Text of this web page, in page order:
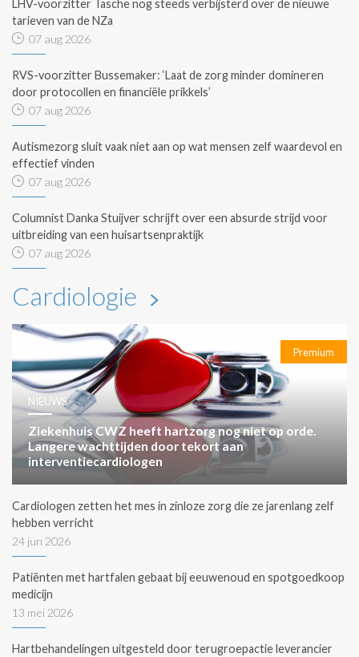
LHV-voorzitter Tasche nog steeds verbijsterd over de nieuwe
tarieven van de NZa
07 aug 2026
RVS-voorzitter Bussemaker: ‘Laat de zorg minder domineren
door protocollen en financiële prikkels’
07 aug 2026
Autismezorg sluit vaak niet aan op wat mensen zelf waardevol en
effectief vinden
07 aug 2026
Columnist Danka Stuijver schrijft over een absurde strijd voor
uitbreiding van een huisartsenpraktijk
07 aug 2026
Cardiologie
Premium
NIEUWS
Ziekenhuis CWZ heeft hartzorg nog niet op orde.
Langere wachttijden door tekort aan
interventiecardiologen
Cardiologen zetten het mes in zinloze zorg die ze jarenlang zelf
hebben verricht
24 jun 2026
Patiënten met hartfalen gebaat bij eeuwenoud en spotgoedkoop
medicijn
13 mei 2026
Hartbehandelingen uitgesteld door terugroepactie leverancier